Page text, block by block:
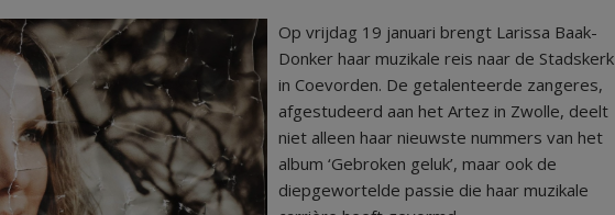
Op vrijdag 19 januari brengt Larissa Baak-
Donker haar muzikale reis naar de Stadskerk
in Coevorden. De getalenteerde zangeres,
afgestudeerd aan het Artez in Zwolle, deelt
niet alleen haar nieuwste nummers van het
album ‘Gebroken geluk’, maar ook de
diepgewortelde passie die haar muzikale